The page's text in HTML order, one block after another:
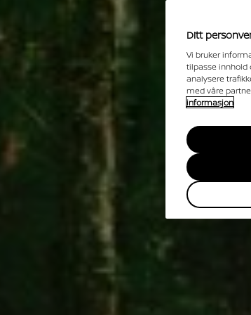
Ditt
Vi bruker
tilpasse innhold
analysere
med våre
informasjon